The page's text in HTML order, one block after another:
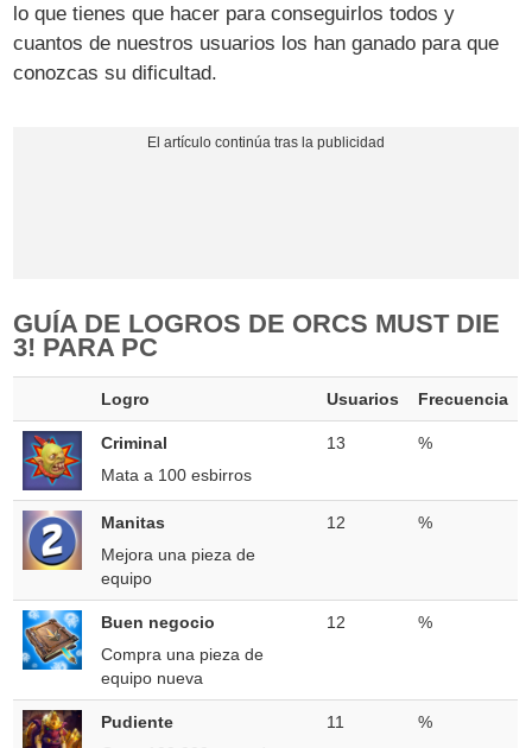
lo que tienes que hacer para conseguirlos todos y
cuantos de nuestros usuarios los han ganado para que
conozcas su dificultad.
GUÍA DE LOGROS DE ORCS MUST DIE
3! PARA PC
Logro Usuarios Frecuencia
Criminal
Mata a 100 esbirros
13 %
Manitas
Mejora una pieza de
equipo
12 %
Buen negocio
Compra una pieza de
equipo nueva
12 %
Pudiente
11 %